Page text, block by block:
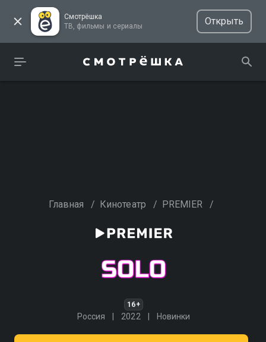
Смотрёшка
ТВ, фильмы и сериалы
Открыть
Главная / Кинотеатр / PREMIER /
16+
Россия 2022 Новинки